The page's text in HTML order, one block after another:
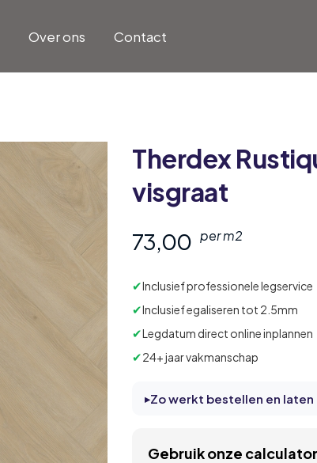
Over ons Contact
Therdex
visgraat
73,00 per m2
✔Inclusief professionele legservice
✔Inclusief egaliseren tot 2.5mm
✔Legdatum direct online inplannen
✔24+ jaar vakmanschap
Zo werkt bestellen en laten
Gebruik onze calculator